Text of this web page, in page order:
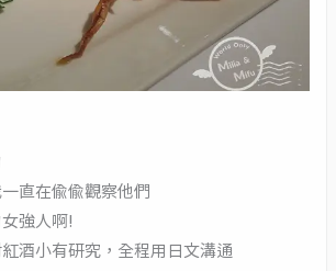
直在偷偷觀察他們
強人啊!
酒小有研究，全程用日文溝通